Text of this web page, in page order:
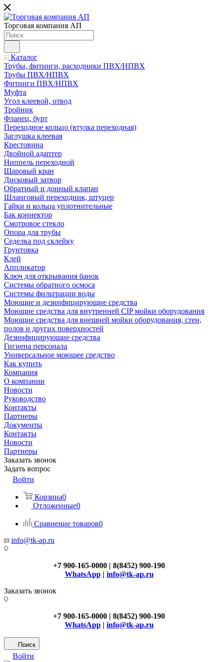
Торговая компания АП
Каталог
Трубы, фитинги, расходники ПВХ/НПВХ
Трубы ПВХ/НПВХ
Фитинги ПВХ/НПВХ
Муфта
Угол клеевой, отвод
Тройник
Фланец, бурт
Переходное кольцо (втулка переходная)
Заглушка клеевая
Крестовина
Двойной адаптер
Ниппель переходной
Шаровый кран
Дисковый затвор
Обратный и донный клапан
Шланговый переходник, штуцер
Гайки и кольца уплотнительные
Бак коннектор
Смотровое стекло
Опора для трубы
Седелка под склейку
Грунтовка
Клей
Аппликатор
Ключ для открывания банок
Системы обратного осмоса
Системы фильтрации воды
Моющие и дезинфицирующие средства
Моющие средства для внутренней CIP мойки оборудования
Моющие средства для внешней мойки оборудования, стен,
полов и других поверхностей
Дезинфицирующие средства
Гигиена персонала
Универсальное моющее средство
Как купить
Компания
О компании
Новости
Руководство
Контакты
Партнеры
Документы
Контакты
Новости
Партнеры
Заказать звонок
Задать вопрос
Войти
Корзина0
Отложенные0
Сравнение товаров0
info@tk-ap.ru
+7 900-165-0000 | 8(8452) 900-190
WhatsApp| info@tk-ap.ru
Заказать звонок
+7 900-165-0000 | 8(8452) 900-190
WhatsApp| info@tk-ap.ru
Поиск
Войти